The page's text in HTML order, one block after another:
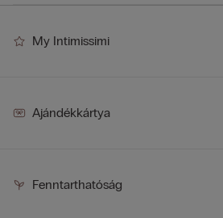
My Intimissimi
Ajándékkártya
Fenntarthatóság